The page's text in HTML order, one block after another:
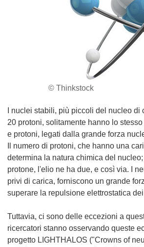
© Thinkstock
I nuclei stabili, più piccoli del nucleo
20 protoni, solitamente hanno lo
e protoni, legati dalla grande forza
Il numero di protoni, che hanno una
determina la natura chimica del
protone, l'elio ne ha due, e così via. I
privi di carica, forniscono un grande
superare la repulsione elettrostatica
Tuttavia, ci sono delle eccezioni a
ricercatori stanno osservando queste
progetto LIGHTHALOS ("Crowns of